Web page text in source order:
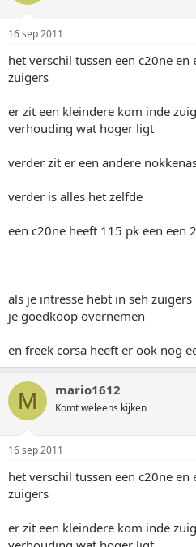
16 sep 2011
het verschil tussen een c20ne
zuigers
er zit een kleindere kom inde
verhouding wat hoger ligt
verder zit er een andere
verder is alles het zelfde
een c20ne heeft 115 pk een een
als je intresse hebt in seh
je goedkoop overnemen
en freek corsa heeft er ook nog
M mario1612
Komt weleens kijken
16 sep 2011
het verschil tussen een c20ne
zuigers
er zit een kleindere kom inde